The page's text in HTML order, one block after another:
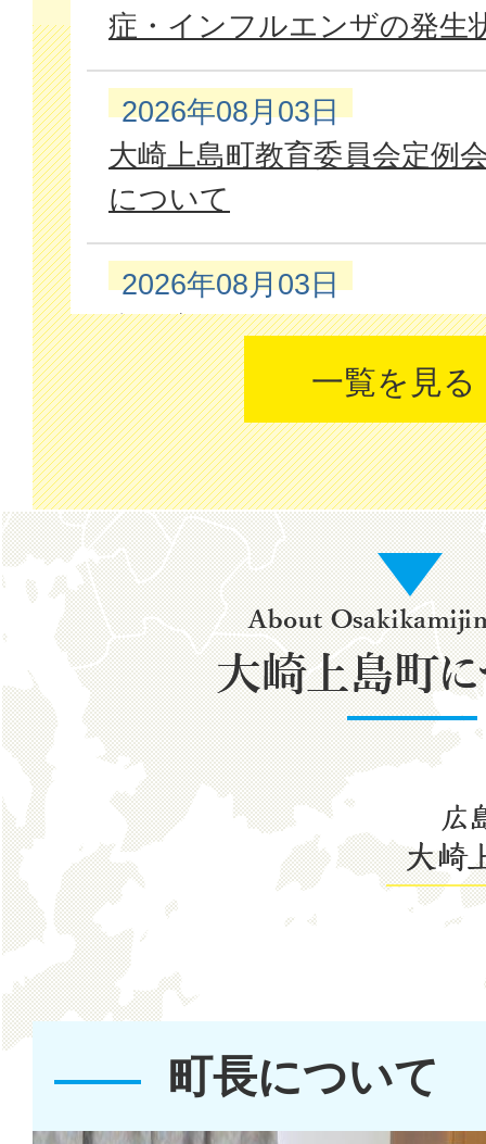
症・インフルエンザの発生
2026年08月03日
大崎上島町教育委員会定例
について
2026年08月03日
空き家バンク
2026年08月02日
平成25年生活扶助基準改定
決を踏まえた保護費の追加
2026年07月31日
始めませんか、デジタル終
2026年07月29日
災害備蓄物資の状況
2026年07月29日
大崎上島サマーフェスティ
いて
2026年07月26日
島まるごとホテル事業ス
ョン公民連携検討調査業務
一覧を見る
About
town
大
崎
つ
町長について